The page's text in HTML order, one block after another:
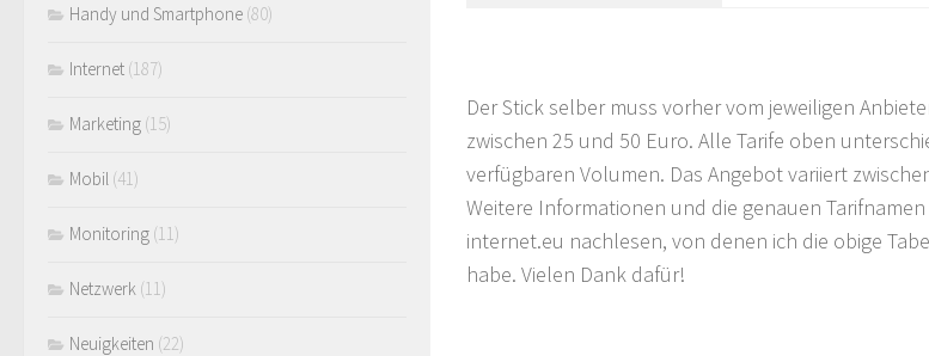
Der Stick selber muss vorher vom jeweiligen
zwischen 25 und 50 Euro. Alle Tarife oben
verfügbaren Volumen. Das Angebot variiert
Weitere Informationen und die genauen
internet.eu nachlesen, von denen ich die obige
habe. Vielen Dank dafür!
Handy und Smartphone (80)
Internet (187)
Marketing (15)
Mobil (41)
Monitoring (11)
Netzwerk (11)
Neuigkeiten (22)